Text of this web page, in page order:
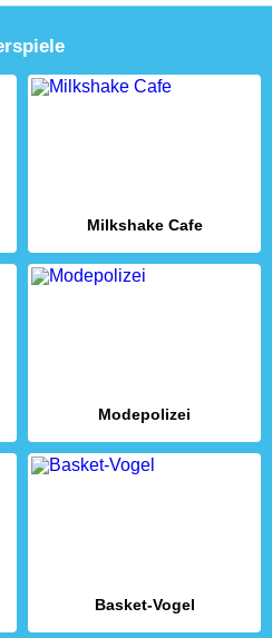
Milkshake Cafe
Modepolizei
Basket-Vogel